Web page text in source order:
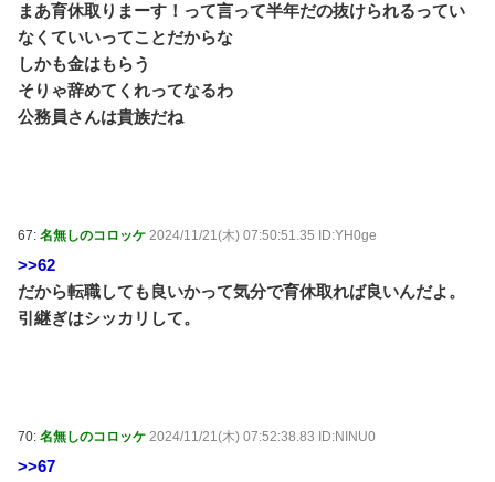
まあ育休取りまーす！って言って半年だの抜けられるってい
なくていいってことだからな
しかも金はもらう
そりゃ辞めてくれってなるわ
公務員さんは貴族だね
67: 名無しのコロッケ 2024/11/21(木) 07:50:51.35 ID:YH0ge
>>62
だから転職しても良いかって気分で育休取れば良いんだよ。
引継ぎはシッカリして。
70: 名無しのコロッケ 2024/11/21(木) 07:52:38.83 ID:NINU0
>>67